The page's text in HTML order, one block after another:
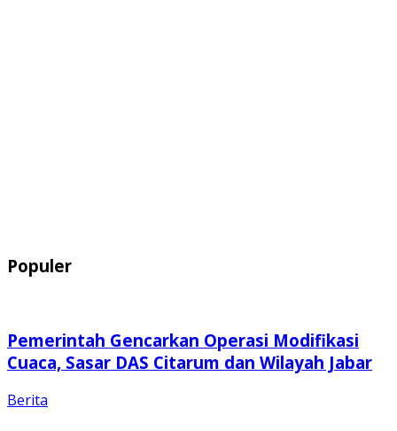
Populer
Pemerintah Gencarkan Operasi Modifikasi
Cuaca, Sasar DAS Citarum dan Wilayah Jabar
Berita